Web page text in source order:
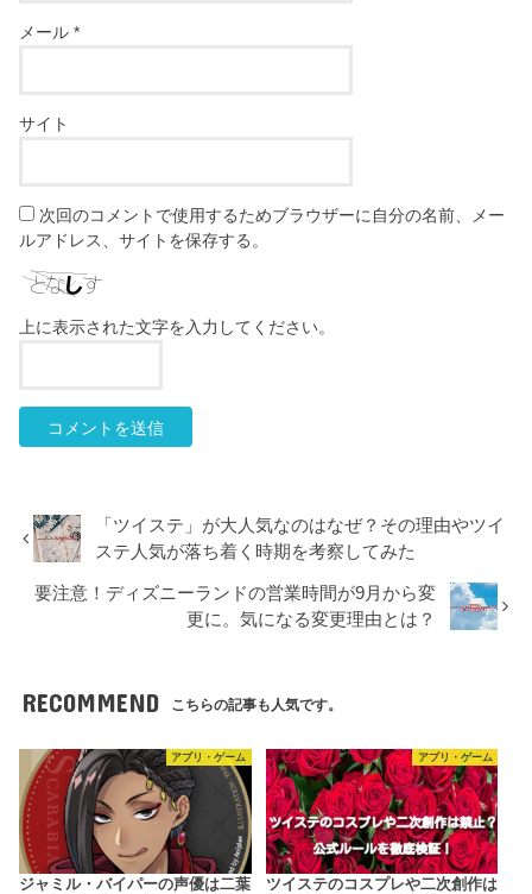
メール*
サイト
次回のコメントで使用するためブラウザーに自分の名前、メー
ルアドレス、サイトを保存する。
上に表示された文字を入力してください。
「ツイステ」が大人気なのはなぜ？その理由やツイ
ステ人気が落ち着く時期を考察してみた
要注意！ディズニーランドの営業時間が9月から変
更に。気になる変更理由とは？
RECOMMEND こちらの記事も人気です。
アプリ・ゲーム
ジャミル・バイパーの声優は二葉
アプリ・ゲーム
ツイステのコスプレや二次創作は